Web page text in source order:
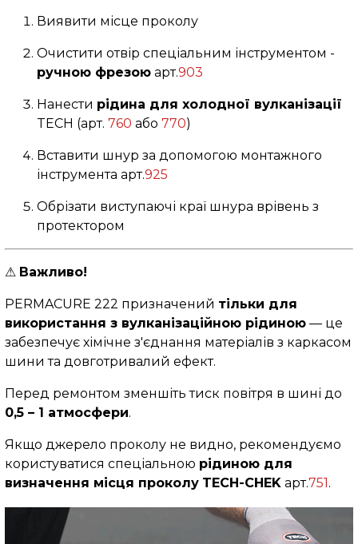
Виявити місце проколу
Очистити отвір спеціальним інструментом -
ручною фрезоюарт.903
Нанести рідина для холодної вулканізації
TECH (арт. 760 або 770)
Вставити шнур за допомогою монтажного
інструмента арт.925
Обрізати виступаючі краї шнура врівень з
протектором
⚠ Важливо!
PERMACURE 222 призначений тільки для
використання з вулканізаційною рідиною— це
забезпечує хімічне з'єднання матеріалів з каркасом
шини та довготривалий ефект.
Перед ремонтом зменшіть тиск повітря в шині до
0,5 – 1 атмосфери.
Якщо джерело проколу не видно, рекомендуємо
користуватися спеціальною рідиною для
визначення місця проколу TECH-CHEK арт.751.